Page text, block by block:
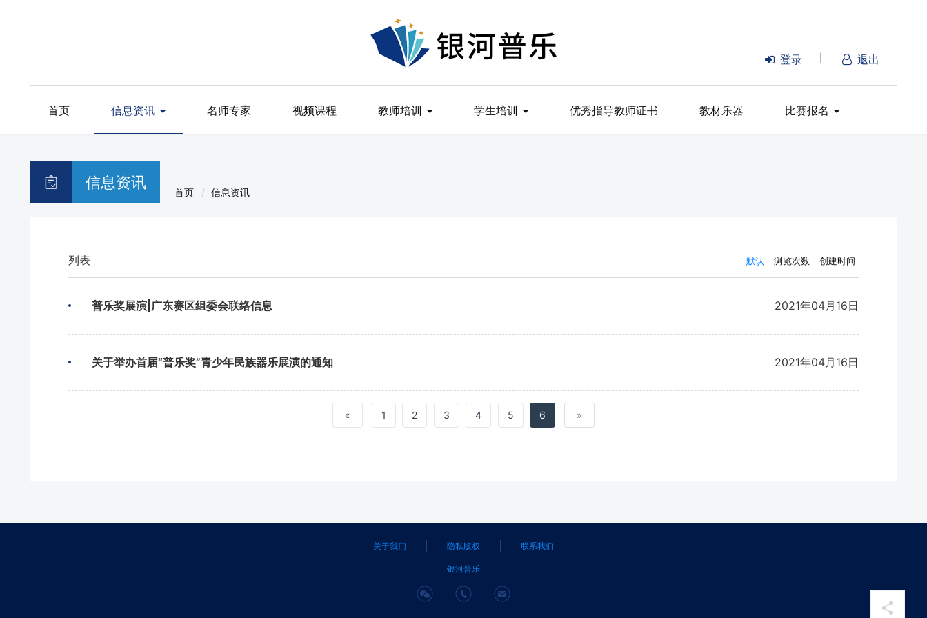
登录 退出
首页 信息资讯 名师专家 视频课程 教师培训 学生培训 优秀指导教师证书 教材乐器 比赛报名
信息资讯
首页 信息资讯
列表 默认 浏览次数 创建时间
普乐奖展演|广东赛区组委会联络信息 2021年04月16日
关于举办首届“普乐奖”青少年民族器乐展演的通知 2021年04月16日
« 1 2 3 4 5 6 »
关于我们 隐私版权 联系我们
银河普乐